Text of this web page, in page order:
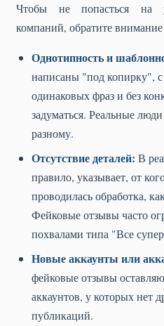
Чтобы не попасться на
компаний, обратите
Однотипность и
написаны "под копирку",
одинаковых фраз и без
задуматься. Реальные
разному.
Отсутствие деталей: В
правило, указывает, от
проводилась обработка,
Фейковые отзывы часто
похвалами типа "Все
Новые аккаунты или
фейковые отзывы
аккаунтов, у которых нет
публикаций.